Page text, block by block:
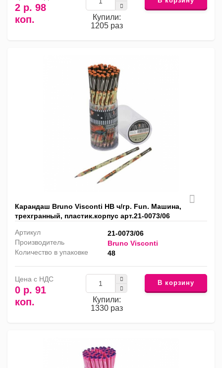
2 р. 98
коп.
Купили:
1205 раз
Карандаш Bruno Visconti HB ч/гр. Fun. Машина,
трехгранный, пластик.корпус арт.21-0073/06
Артикул
21-0073/06
Производитель
Bruno Visconti
Количество в упаковке
48
Цена с НДС
0 р. 91
коп.
Купили:
1330 раз
В корзину